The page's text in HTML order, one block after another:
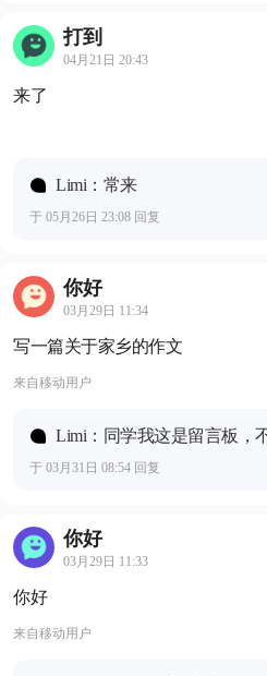
打到
04月21日 20:43
来了
Limi：常来
于 05月26日 23:08 回复
你好
03月29日 11:34
写一篇关于家乡的作文
来自移动用户
Limi：同学我这是留言板，
于 03月31日 08:54 回复
你好
03月29日 11:33
你好
来自移动用户